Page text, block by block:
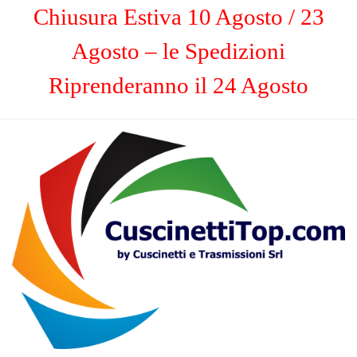
Chiusura Estiva 10 Agosto / 23
Agosto – le Spedizioni
Riprenderanno il 24 Agosto